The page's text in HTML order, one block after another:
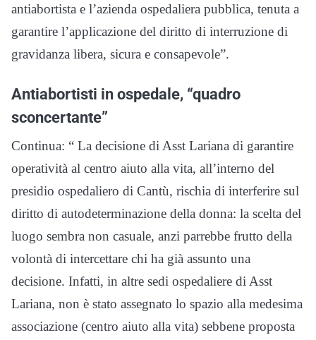
antiabortista e l’azienda ospedaliera pubblica, tenuta a
garantire l’applicazione del diritto di interruzione di
gravidanza libera, sicura e consapevole”.
Antiabortisti in ospedale, “quadro
sconcertante”
Continua: “ La decisione di Asst Lariana di garantire
operatività al centro aiuto alla vita, all’interno del
presidio ospedaliero di Cantù, rischia di interferire sul
diritto di autodeterminazione della donna: la scelta del
luogo sembra non casuale, anzi parrebbe frutto della
volontà di intercettare chi ha già assunto una
decisione. Infatti, in altre sedi ospedaliere di Asst
Lariana, non è stato assegnato lo spazio alla medesima
associazione (centro aiuto alla vita) sebbene proposta